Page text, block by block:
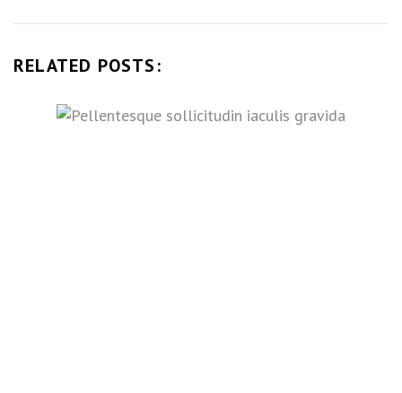
RELATED POSTS: